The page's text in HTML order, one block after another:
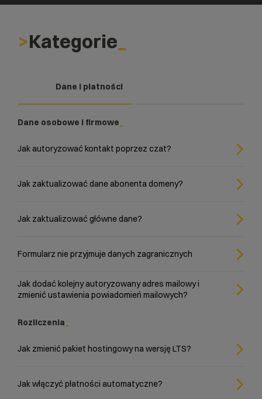
Kategorie
Dane i płatności
Dane osobowe i firmowe
Jak autoryzować kontakt poprzez czat?
Jak zaktualizować dane abonenta domeny?
Jak zaktualizować główne dane?
Formularz nie przyjmuje danych zagranicznych
Jak dodać kolejny autoryzowany adres mailowy i
zmienić ustawienia powiadomień mailowych?
Rozliczenia
Jak zmienić pakiet hostingowy na wersję LTS?
Jak włączyć płatności automatyczne?